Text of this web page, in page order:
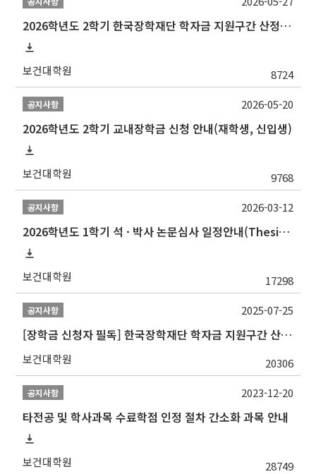
2026학년도 2학기 한국장학재단 학자금 지원구간 산정 신청 안내
보건대학원 8724
공지사항
2026학년도 2학기 교내장학금 신청 안내(재학생, 신입생)
보건대학원 9768
2026-05-20
공지사항
2026학년도 1학기 석 · 박사 논문심사 일정안내(Thesis Defense Schedules)
보건대학원 17298
2026-03-12
공지사항
[장학금 신청자 필독] 한국장학재단 학자금 지원구간 산정 권고
보건대학원 20306
2025-07-25
공지사항
타전공 및 학사과목 수료학점 인정 절차 간소화 과목 안내
보건대학원 28749
2023-12-20